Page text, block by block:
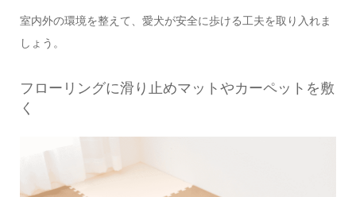
室内外の環境を整えて、愛犬が安全に歩ける工夫を取り入れま
しょう。
フローリングに滑り止めマットやカーペットを敷
く